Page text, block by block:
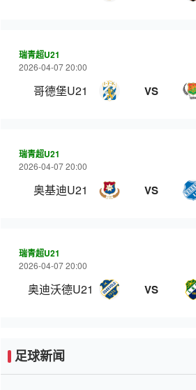
瑞青超U21
2026-04-07 20:00
哥德堡U21 VS
瑞青超U21
2026-04-07 20:00
奥基迪U21 VS
瑞青超U21
2026-04-07 20:00
奥迪沃德U21 VS
足球新闻